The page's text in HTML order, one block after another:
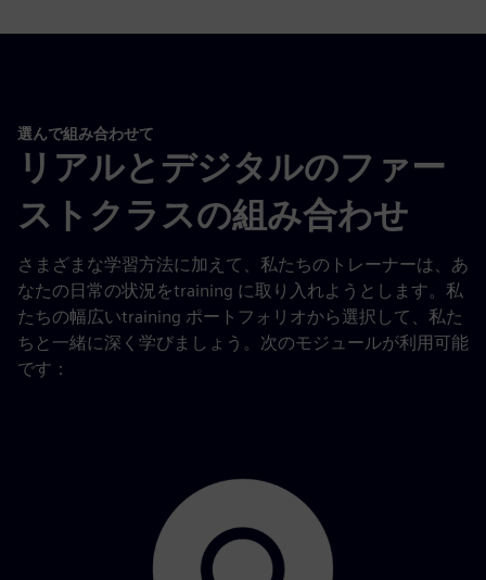
選んで組み合わせて
リアルとデジタルのファー
ストクラスの組み合わせ
さまざまな学習方法に加えて、私たちのトレーナーは、あ
なたの日常の状況をtraining に取り入れようとします。私
たちの幅広いtraining ポートフォリオから選択して、私た
ちと一緒に深く学びましょう。次のモジュールが利用可能
です：